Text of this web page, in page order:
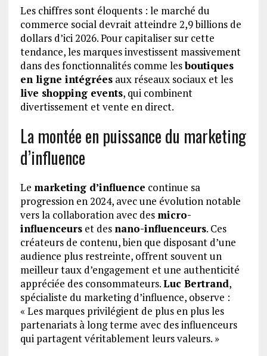
Les chiffres sont éloquents : le marché du
commerce social devrait atteindre 2,9 billions de
dollars d’ici 2026. Pour capitaliser sur cette
tendance, les marques investissent massivement
dans des fonctionnalités comme lesboutiques
en ligne intégréesaux réseaux sociaux et les
live shopping events, qui combinent
divertissement et vente en direct.
La montée en puissance du marketing
d’influence
Le marketing d’influence continue sa
progression en 2024, avec une évolution notable
vers la collaboration avec des micro-
influenceurset des nano-influenceurs. Ces
créateurs de contenu, bien que disposant d’une
audience plus restreinte, offrent souvent un
meilleur taux d’engagement et une authenticité
appréciée des consommateurs.Luc Bertrand,
spécialiste du marketing d’influence, observe :
« Les marques privilégient de plus en plus les
partenariats à long terme avec des influenceurs
qui partagent véritablement leurs valeurs. »